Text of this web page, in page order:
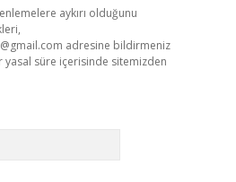
aykırı olduğunu
adresine bildirmeniz
yasal süre içerisinde sitemizden